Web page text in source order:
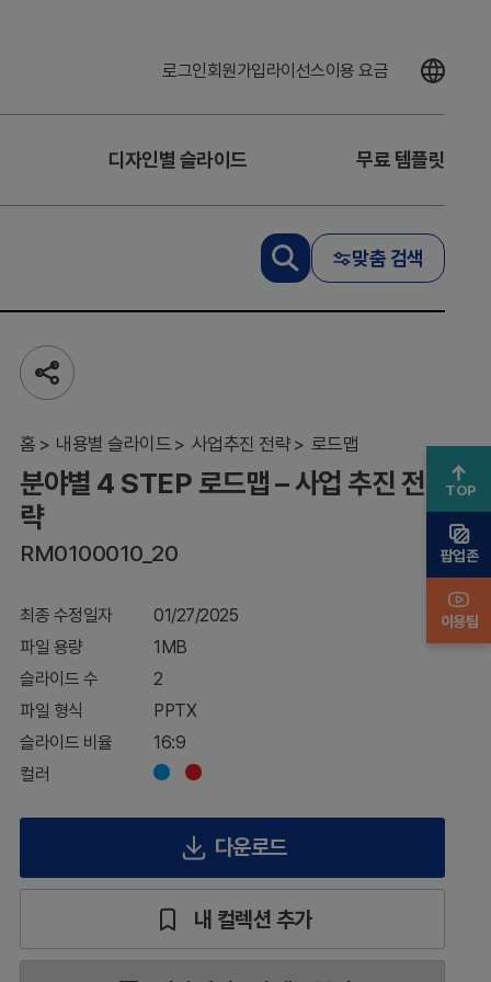
로그인회원가입라이선스이용 요금
디자인별 슬라이드 무료 템플릿
맞춤 검색
공
유
기
홈 내용별 슬라이드 사업추진 전략 로드맵
분야
별 4
로드
맵 –
사업
추진
전략
분야별 4 STEP 로드맵 – 사업 추진 전
략
RM0100010_20
최종 수정일자
01/27/2025
파일 용량
1MB
슬라이드 수
2
파일 형식
PPTX
슬라이드 비율
16:9
컬러
다운로드
내 컬렉션 추가
TOP
팝업존
이용팁